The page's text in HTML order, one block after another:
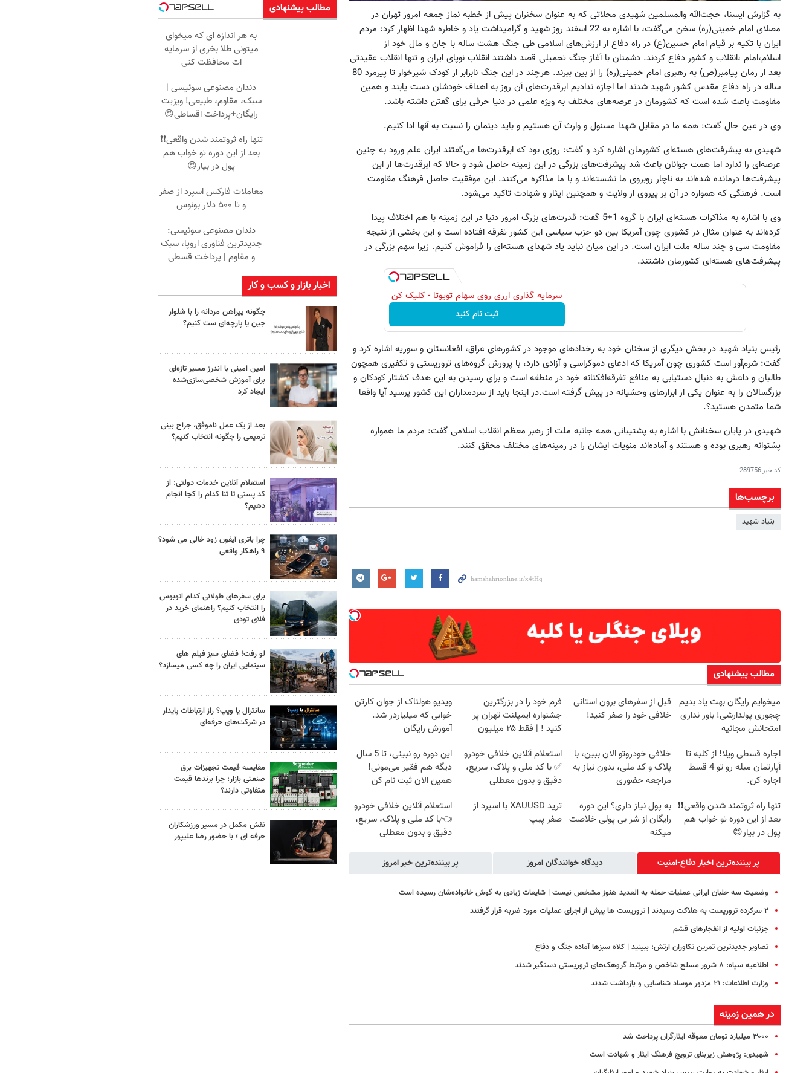
به گزارش ایسنا‌، حجت‌الله والمسلمین شهیدی محلاتی که به عنوان سخنران پیش از خطبه نماز جمعه امروز تهران در
مصلای امام خمینی(ره) سخن می‌گفت،‌ با اشاره به 22 اسفند روز شهید و گرامیداشت یاد و خاطره شهدا اظهار کرد: مردم
ایران با تکیه بر قیام امام حسین(ع) در راه دفاع از ارزش‌های اسلامی طی جنگ هشت ساله با جان و مال خود از
اسلام،امام ‌،انقلاب و کشور دفاع کردند. دشمنان با آغاز جنگ تحمیلی قصد داشتند انقلاب نوپای ایران و تنها انقلاب عقیدتی
بعد از زمان پیامبر(ص) به رهبری امام خمینی(ره) را از بین ببرند. هرچند در این جنگ نابرابر از کودک شیرخوار تا پیرمرد 80
ساله در راه دفاع مقدس کشور شهید شدند اما اجازه ندادیم ابرقدرت‌های آن روز به اهداف خودشان دست یابند و همین
مقاومت باعث شده است که کشورمان در عرصه‌های مختلف به ویژه علمی در دنیا حرفی برای گفتن داشته باشد.
وی در عین حال گفت: همه ما در مقابل شهدا مسئول و وارث آن هستیم و باید دینمان را نسبت به آنها ادا کنیم.
شهیدی به پیشرفت‌های هسته‌ای کشورمان اشاره کرد و گفت: روزی بود که ابرقدرت‌ها می‌گفتند ایران علم ورود به چنین
عرصه‌ای را ندارد اما همت جوانان باعث شد پیشرفت‌های بزرگی در این زمینه حاصل شود و حالا که ابرقدرت‌ها از این
پیشرفت‌ها درمانده شده‌اند به ناچار روبروی ما نشسته‌اند و با ما مذاکره می‌کنند. این موفقیت حاصل فرهنگ مقاومت
است. فرهنگی که همواره در آن بر پیروی از ولایت و همچنین ایثار و شهادت تاکید می‌شود.
وی با اشاره به مذاکرات هسته‌ای ایران با گروه 1+5 گفت: قدرت‌های بزرگ امروز دنیا در این زمینه با هم اختلاف پیدا
کرده‌اند به عنوان مثال در کشوری چون آمریکا بین دو حزب سیاسی این کشور تفرقه افتاده است و این بخشی از نتیجه
مقاومت سی و چند ساله ملت ایران است. در این میان نباید یاد شهدای هسته‌ای را فراموش کنیم. زیرا سهم بزرگی در
پیشرفت‌های هسته‌ای کشورمان داشتند.
سرمایه گذاری ارزی روی سهام تویوتا - کلیک کن
ثبت نام کنید
رئیس بنیاد شهید در بخش دیگری از سخنان خود به رخدادهای موجود در کشورهای عراق‌، افغانستان و سوریه اشاره کرد و
گفت: شرم‌آور است کشوری چون آمریکا که ادعای دموکراسی و آزادی دارد‌، با پرورش گروه‌های تروریستی و تکفیری همچون
طالبان و داعش به دنبال دستیابی به منافع تفرقه‌افکنانه خود در منطقه است و برای رسیدن به این هدف کشتار کودکان و
بزرگسالان را به عنوان یکی از ابزارهای وحشیانه در پیش گرفته است.در اینجا باید از سردمداران این کشور پرسید آیا واقعا
شما متمدن هستید؟.
شهیدی در پایان سخنانش با اشاره به پشتیبانی همه جانبه ملت از رهبر معظم انقلاب اسلامی گفت: مردم ما همواره
پشتوانه رهبری بوده و هستند و آماد‌ه‌اند منویات ایشان را در زمینه‌های مختلف محقق کنند.
کد خبر289756
برچسب‌ها
بنیاد شهید
مطالب پیشنهادی
میخوایم رایگان بهت یاد بدیم
چجوری پولدارشی! باور نداری
امتحانش مجانیه
قبل از سفرهای برون استانی
خلافی خود را صفر کنید!
فرم خود را در بزرگترین
جشنواره ایمپلنت تهران پر
کنید ! | فقط ۲۵ میلیون
ویدیو هولناک از جوان کارتن
خوابی که میلیاردر شد.
آموزش رایگان
اجاره‌ قسطی ویلا! از کلبه تا
آپارتمان مبله رو تو 4 قسط
اجاره کن.
خلافی خودروتو الان ببین، با
پلاک و کد ملی، بدون نیاز به
مراجعه حضوری
استعلام آنلاین خلافی خودرو
✅ با کد ملی و پلاک، سریع،
دقیق و بدون معطلی
این دوره رو نبینی، تا 5 سال
دیگه هم فقیر می‌مونی!
همین الان ثبت نام کن
تنها راه ثروتمند شدن واقعی❗❗
بعد از این دوره تو خواب هم
پول در بیار😍
به پول نیاز داری؟ این دوره
رایگان از شر بی پولی خلاصت
میکنه
ترید XAUUSD با اسپرد از
صفر پیپ
استعلام آنلاین خلافی خودرو
👈با کد ملی و پلاک، سریع،
دقیق و بدون معطلی
پر بیننده‌ترین اخبار دفاع-امنیت دیدگاه خوانندگان امروز پر بیننده‌ترین خبر امروز
وضعیت سه خلبان ایرانی عملیات حمله به العدید هنوز مشخص نیست | شایعات زیادی به گوش خانواده‌شان رسیده است
۲ سرکرده تروریست به هلاکت رسیدند | تروریست ها پیش از اجرای عملیات مورد ضربه قرار گرفتند
جزئیات اولیه از انفجارهای قشم
تصاویر جدیدترین تمرین تکاوران ارتش؛ ببینید | کلاه سبزها آماده جنگ و دفاع
اطلاعیه سپاه: ۸ شرور مسلح شاخص و مرتبط گروهک‌های تروریستی دستگیر شدند
وزارت اطلاعات: ۲۱ مزدور موساد شناسایی و بازداشت شدند
در همین زمینه
۳۰۰۰ میلیارد تومان معوقه ایثارگران پرداخت شد
شهیدی: پژوهش زیربنای ترویج فرهنگ ایثار و شهادت است
مطالب پیشنهادی
به هر اندازه ای که میخوای
میتونی طلا بخری از سرمایه
ات محافظت کنی
دندان مصنوعی سوئیسی |
سبک، مقاوم، طبیعی! ویزیت
رایگان+پرداخت اقساطی😍
تنها راه ثروتمند شدن واقعی❗❗
بعد از این دوره تو خواب هم
پول در بیار😍
معاملات فارکس اسپرد از صفر
و تا ۵۰۰ دلار بونوس
دندان مصنوعی سوئیسی:
جدیدترین فناوری اروپا، سبک
و مقاوم | پرداخت قسطی
اخبار بازار و کسب و کار
چگونه پیراهن مردانه را با شلوار
جین یا پارچه‌ای ست کنیم؟
امین امینی با اندرز مسیر تازه‌ای
برای آموزش شخصی‌سازی‌شده
ایجاد کرد
بعد از یک عمل ناموفق، جراح بینی
ترمیمی را چگونه انتخاب کنیم؟
استعلام آنلاین خدمات دولتی: از
کد پستی تا ثنا کدام را کجا انجام
دهیم؟
چرا باتری آیفون زود خالی می شود؟
۹ راهکار واقعی
برای سفرهای طولانی کدام اتوبوس
را انتخاب کنیم؟ راهنمای خرید در
فلای تودی
لو رفت! فضای سبز فیلم های
سینمایی ایران را چه کسی میسازد؟
سانترال یا ویپ؟ راز ارتباطات پایدار
در شرکت‌های حرفه‌ای
مقایسه قیمت تجهیزات برق
صنعتی بازار؛ چرا برندها قیمت
متفاوتی دارند؟
نقش مکمل در مسیر ورزشکاران
حرفه ای ؛ با حضور رضا علیپور